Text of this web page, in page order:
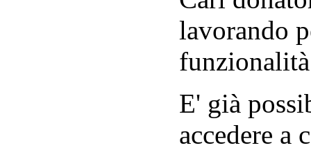
lavorando
E' già
accedere a